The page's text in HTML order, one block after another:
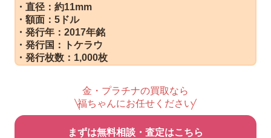
・直径：約11mm
・額面：5ドル
・発行年：2017年銘
・発行国：トケラウ
・発行枚数：1,000枚
金・プラチナの買取なら
福ちゃんにお任せください
まずは無料相談・査定はこちら